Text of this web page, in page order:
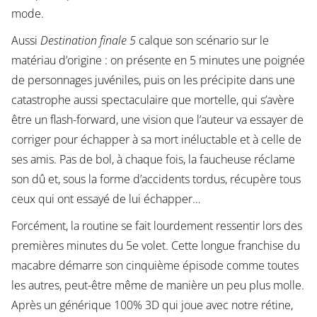
mode.
Aussi Destination finale 5calque son scénario sur le
matériau d’origine : on présente en 5 minutes une poignée
de personnages juvéniles, puis on les précipite dans une
catastrophe aussi spectaculaire que mortelle, qui s’avère
être un flash-forward, une vision que l’auteur va essayer de
corriger pour échapper à sa mort inéluctable et à celle de
ses amis. Pas de bol, à chaque fois, la faucheuse réclame
son dû et, sous la forme d’accidents tordus, récupère tous
ceux qui ont essayé de lui échapper…
Forcément, la routine se fait lourdement ressentir lors des
premières minutes du 5e volet. Cette longue franchise du
macabre démarre son cinquième épisode comme toutes
les autres, peut-être même de manière un peu plus molle.
Après un générique 100% 3D qui joue avec notre rétine,